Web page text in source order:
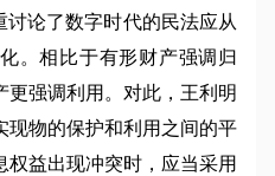
讨论了数字时代的民法应从
。相比于有形财产强调归
更强调利用。对此，王利明
现物的保护和利用之间的平
益出现冲突时，应当采用